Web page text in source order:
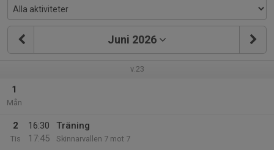
Juni 2026
v.23
1
Mån
2
Tis
16:30
17:45
Träning
Skinnarvallen 7 mot 7